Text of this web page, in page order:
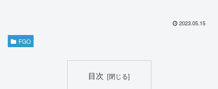
2023.05.15
FGO
目次